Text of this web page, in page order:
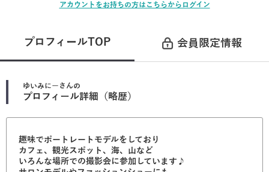
アカウントをお持ちの方はこちらからログイン
プロフィールTOP 会員限定情報
ゆいみにー さんの
プロフィール詳細（略歴）
趣味でポートレートモデルをしており
カフェ、観光スポット、海、山など
いろんな場所での撮影会に参加しています♪